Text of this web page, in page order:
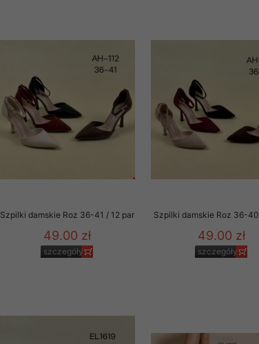
Szpilki damskie Roz 36-41 / 12 par
49.00 zł
szczegóły
Szpilki damskie Roz 36-
49.00 zł
szczegóły